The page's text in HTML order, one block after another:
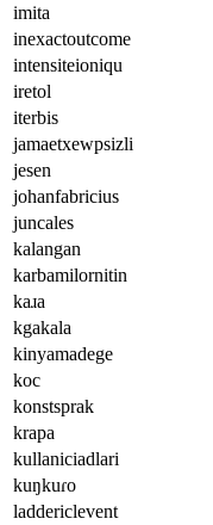
imita
inexactoutcome
intensiteioniqu
iretol
iterbis
jamaetxewpsizli
jesen
johanfabricius
juncales
kalangan
karbamilornitin
kaɹa
kgakala
kinyamadege
koc
konstsprak
krapa
kullaniciadlari
kuŋkuɾo
laddericlevent